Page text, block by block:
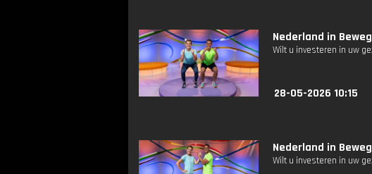
Nederland in
Wilt u investeren in uw
28-05-2026 10:15
Nederland in
Wilt u investeren in uw